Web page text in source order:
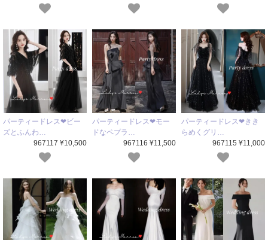
パーティードレス❤ビー
ズとふんわ…
967117 ¥10,500
パーティードレス❤モー
ドなペプラ…
967116 ¥11,500
パーティードレス❤きき
らめくグリ…
967115 ¥11,000